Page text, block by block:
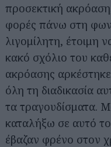
προσεκτική
φορές πάνω στη
λιγομίλητη, έτοιμη
κακό σχόλιο του
ακρόασης
όλη τη διαδικασία
τα τραγουδίσματα.
καταλήξω σε αυτό
έβαζαν φρένο στον